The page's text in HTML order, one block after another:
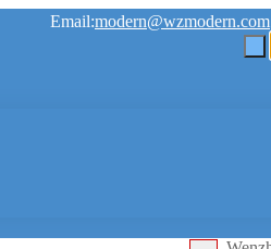
Email:modern@wzmodern.com